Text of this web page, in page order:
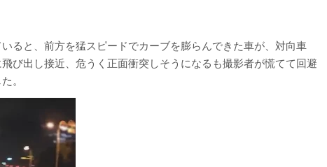
ると、前方を猛スピードでカーブを膨らんできた車が、対向車
び出し接近、危うく正面衝突しそうになるも撮影者が慌てて回避
。